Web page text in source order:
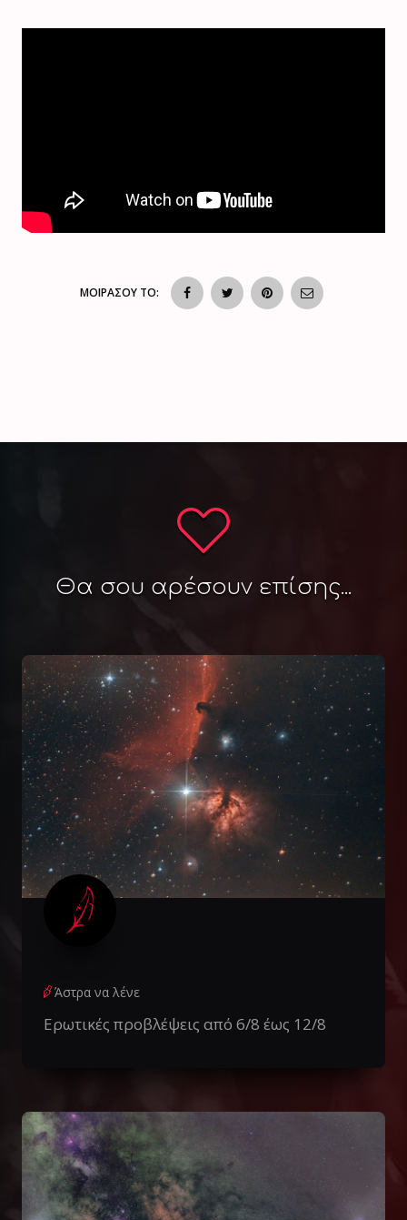
ΜΟΙΡΑΣΟΥ ΤΟ:
Θα σου αρέσουν επίσης...
Άστρα να λένε
Ερωτικές προβλέψεις από 6/8 έως 12/8